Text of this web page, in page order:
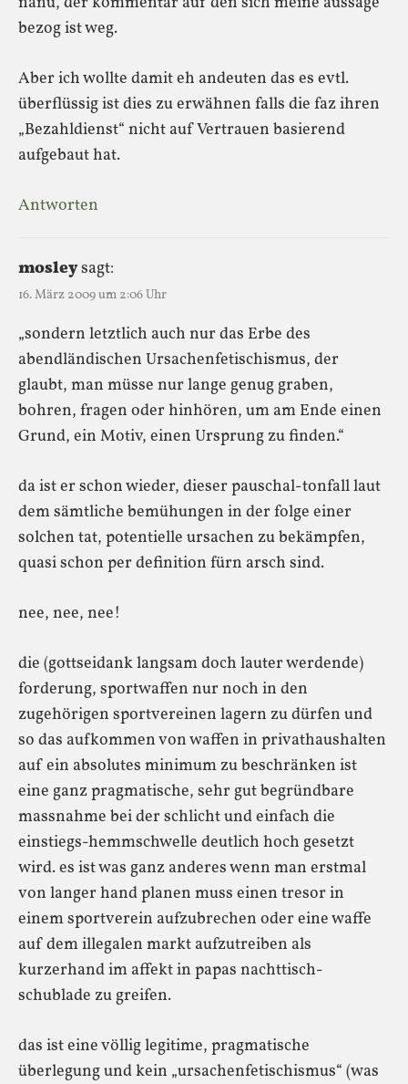
bezog ist weg.
Aber ich wollte damit eh andeuten das es evtl.
überflüssig ist dies zu erwähnen falls die faz ihren
„Bezahldienst“ nicht auf Vertrauen basierend
aufgebaut hat.
Antworten
mosleysagt:
16. März 2009 um 2:06 Uhr
„sondern letztlich auch nur das Erbe des
abendländischen Ursachenfetischismus, der
glaubt, man müsse nur lange genug graben,
bohren, fragen oder hinhören, um am Ende einen
Grund, ein Motiv, einen Ursprung zu finden.“
da ist er schon wieder, dieser pauschal-tonfall laut
dem sämtliche bemühungen in der folge einer
solchen tat, potentielle ursachen zu bekämpfen,
quasi schon per definition fürn arsch sind.
nee, nee, nee!
die (gottseidank langsam doch lauter werdende)
forderung, sportwaffen nur noch in den
zugehörigen sportvereinen lagern zu dürfen und
so das aufkommen von waffen in privathaushalten
auf ein absolutes minimum zu beschränken ist
eine ganz pragmatische, sehr gut begründbare
massnahme bei der schlicht und einfach die
einstiegs-hemmschwelle deutlich hoch gesetzt
wird. es ist was ganz anderes wenn man erstmal
von langer hand planen muss einen tresor in
einem sportverein aufzubrechen oder eine waffe
auf dem illegalen markt aufzutreiben als
kurzerhand im affekt in papas nachttisch-
schublade zu greifen.
das ist eine völlig legitime, pragmatische
überlegung und kein „ursachenfetischismus“ (was